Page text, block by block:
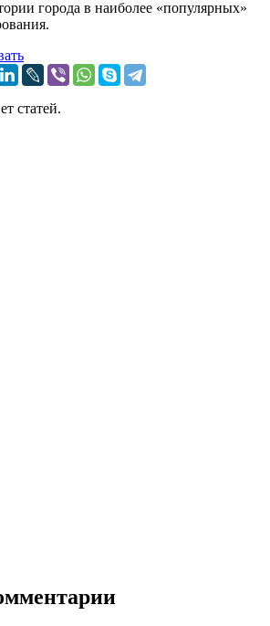
города в наиболее «популярных»
статей.